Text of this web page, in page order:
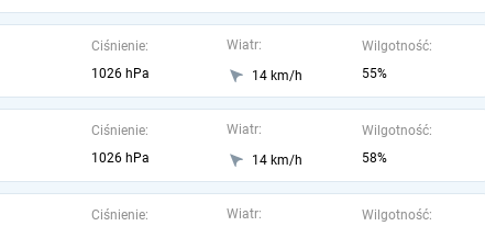
Ciśnienie:
1026 hPa
Wiatr:
14 km/h
Wilgotność:
55%
Ciśnienie:
1026 hPa
Wiatr:
14 km/h
Wilgotność:
58%
Ciśnienie:
Wiatr:
Wilgotność: